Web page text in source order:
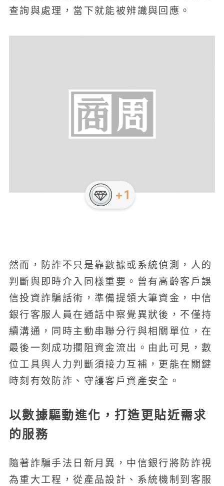
查詢與處理，當下就能被辨識與回應。
然而，防詐不只是靠數據或系統偵測，人的
判斷與即時介入同樣重要。曾有高齡客戶誤
信投資詐騙話術，準備提領大筆資金，中信
銀行客服人員在通話中察覺異狀後，不僅持
續溝通，同時主動串聯分行與相關單位，在
最後一刻成功攔阻資金流出。由此可見，數
位工具與人力判斷須接力互補，更能在關鍵
時刻有效防詐、守護客戶資產安全。
以數據驅動進化，打造更貼近需求
的服務
隨著詐騙手法日新月異，中信銀行將防詐視
為重大工程，從產品設計、系統機制到客服
+1